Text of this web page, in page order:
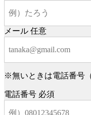
メール 任意
※無いときは電話番号
電話番号 必須